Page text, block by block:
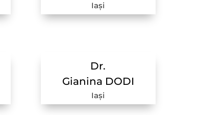
Iași
Dr.
Gianina DODI
Iași